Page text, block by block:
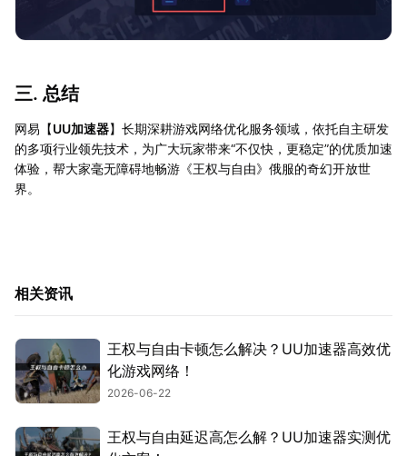
三. 总结
网易【UU加速器】长期深耕游戏网络优化服务领域，依托自主研发
的多项行业领先技术，为广大玩家带来“不仅快，更稳定”的优质加速
体验，帮大家毫无障碍地畅游《王权与自由》俄服的奇幻开放世
界。
相关资讯
王权与自由卡顿怎么解决？UU加速器高效优
化游戏网络！
2026-06-22
王权与自由延迟高怎么解？UU加速器实测优